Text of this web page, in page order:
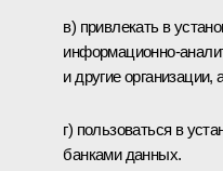
в) привлекать в
информационно-
и другие
г) пользоваться в
банками данных.